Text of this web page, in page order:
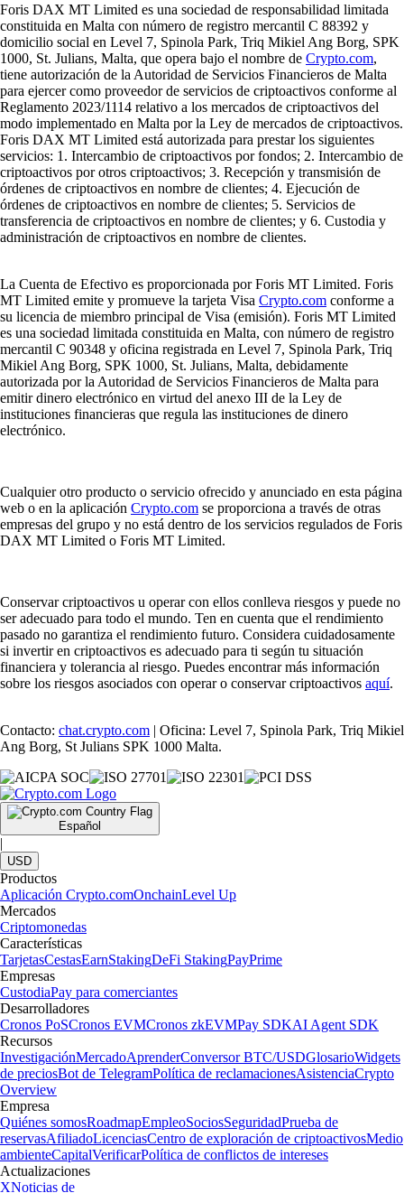
Foris DAX MT Limited es una sociedad de responsabilidad limitada
constituida en Malta con número de registro mercantil C 88392 y
domicilio social en Level 7, Spinola Park, Triq Mikiel Ang Borg, SPK
1000, St. Julians, Malta, que opera bajo el nombre de Crypto.com,
tiene autorización de la Autoridad de Servicios Financieros de Malta
para ejercer como proveedor de servicios de criptoactivos conforme al
Reglamento 2023/1114 relativo a los mercados de criptoactivos del
modo implementado en Malta por la Ley de mercados de criptoactivos.
Foris DAX MT Limited está autorizada para prestar los siguientes
servicios: 1. Intercambio de criptoactivos por fondos; 2. Intercambio de
criptoactivos por otros criptoactivos; 3. Recepción y transmisión de
órdenes de criptoactivos en nombre de clientes; 4. Ejecución de
órdenes de criptoactivos en nombre de clientes; 5. Servicios de
transferencia de criptoactivos en nombre de clientes; y 6. Custodia y
administración de criptoactivos en nombre de clientes.
La Cuenta de Efectivo es proporcionada por Foris MT Limited. Foris
MT Limited emite y promueve la tarjeta Visa Crypto.com conforme a
su licencia de miembro principal de Visa (emisión). Foris MT Limited
es una sociedad limitada constituida en Malta, con número de registro
mercantil C 90348 y oficina registrada en Level 7, Spinola Park, Triq
Mikiel Ang Borg, SPK 1000, St. Julians, Malta, debidamente
autorizada por la Autoridad de Servicios Financieros de Malta para
emitir dinero electrónico en virtud del anexo III de la Ley de
instituciones financieras que regula las instituciones de dinero
electrónico.
Cualquier otro producto o servicio ofrecido y anunciado en esta página
web o en la aplicación Crypto.com se proporciona a través de otras
empresas del grupo y no está dentro de los servicios regulados de Foris
DAX MT Limited o Foris MT Limited.
Conservar criptoactivos u operar con ellos conlleva riesgos y puede no
ser adecuado para todo el mundo. Ten en cuenta que el rendimiento
pasado no garantiza el rendimiento futuro. Considera cuidadosamente
si invertir en criptoactivos es adecuado para ti según tu situación
financiera y tolerancia al riesgo. Puedes encontrar más información
sobre los riesgos asociados con operar o conservar criptoactivos aquí.
Contacto: chat.crypto.com | Oficina: Level 7, Spinola Park, Triq Mikiel
Ang Borg, St Julians SPK 1000 Malta.
Español
|
USD
Productos
Aplicación Crypto.comOnchainLevel Up
Mercados
Criptomonedas
Características
TarjetasCestasEarnStakingDeFi StakingPayPrime
Empresas
CustodiaPay para comerciantes
Desarrolladores
Cronos PoSCronos EVMCronos zkEVMPay SDKAI Agent SDK
Recursos
InvestigaciónMercadoAprenderConversor BTC/USDGlosarioWidgets
de preciosBot de TelegramPolítica de reclamacionesAsistenciaCrypto
Overview
Empresa
Quiénes somosRoadmapEmpleoSociosSeguridadPrueba de
reservasAfiliadoLicenciasCentro de exploración de criptoactivosMedio
ambienteCapitalVerificarPolítica de conflictos de intereses
Actualizaciones
XNoticias de